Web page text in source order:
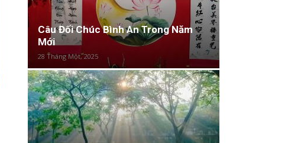
Câu Đối Chúc Bình An Trong Năm
Mới
28 Tháng Một, 2025